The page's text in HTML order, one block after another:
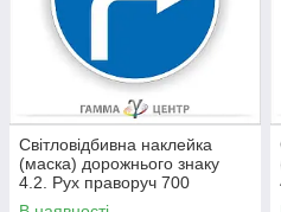
Світловідбивна наклейка
(маска) дорожнього знаку
4.2. Рух праворуч 700